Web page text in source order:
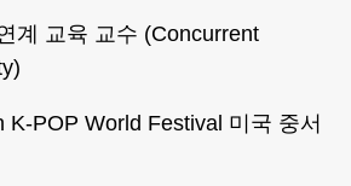
계 교육 교수 (Concurrent
K-POP World Festival 미국 중서